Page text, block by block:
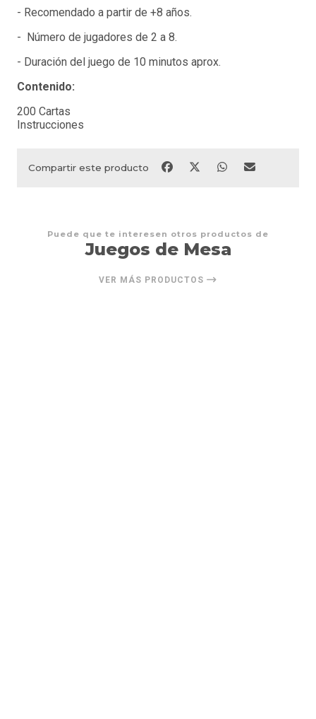
- Recomendado a partir de +8 años.
- Número de jugadores de 2 a 8.
- Duración del juego de 10 minutos aprox.
Contenido:
200 Cartas
Instrucciones
Compartir este producto
Puede que te interesen otros productos de
Juegos de Mesa
VER MÁS PRODUCTOS